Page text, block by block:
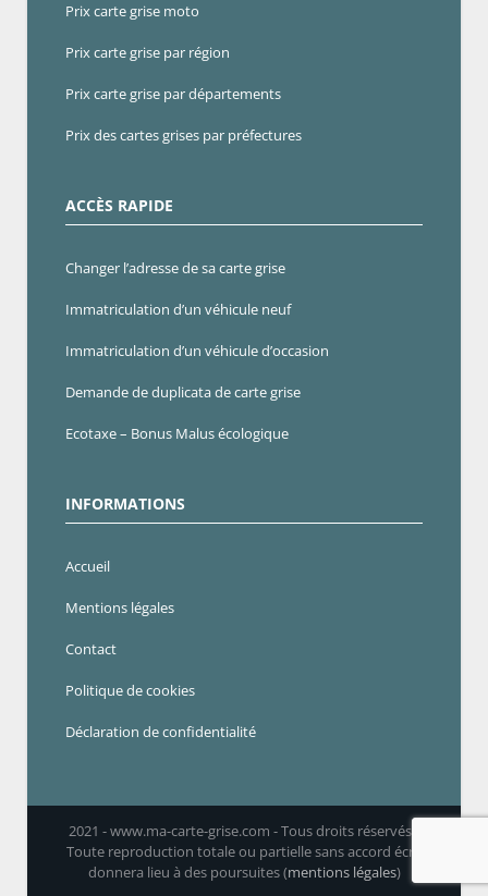
Prix carte grise moto
Prix carte grise par région
Prix carte grise par départements
Prix des cartes grises par préfectures
ACCÈS RAPIDE
Changer l’adresse de sa carte grise
Immatriculation d’un véhicule neuf
Immatriculation d’un véhicule d’occasion
Demande de duplicata de carte grise
Ecotaxe – Bonus Malus écologique
INFORMATIONS
Accueil
Mentions légales
Contact
Politique de cookies
Déclaration de confidentialité
2021 - www.ma-carte-grise.com - Tous droits réservés -
Toute reproduction totale ou partielle sans accord écrit
donnera lieu à des poursuites (mentions légales)